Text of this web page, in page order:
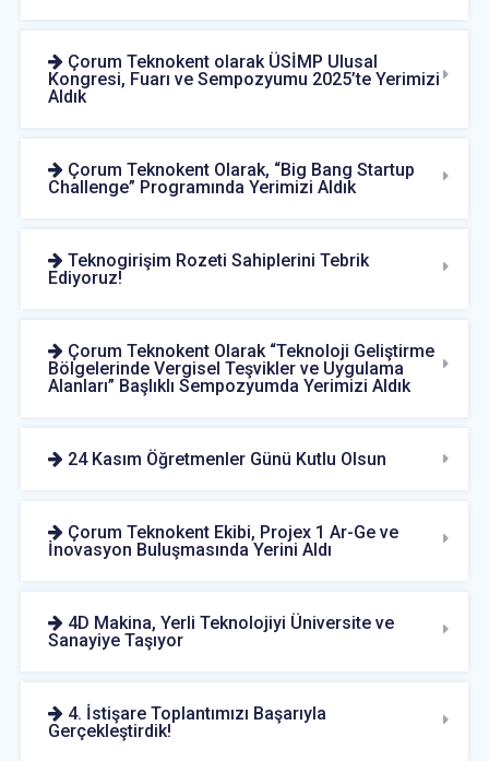
Çorum Teknokent olarak ÜSİMP Ulusal
Kongresi, Fuarı ve Sempozyumu 2025’te Yerimizi
Aldık
Çorum Teknokent Olarak, “Big Bang Startup
Challenge” Programında Yerimizi Aldık
Teknogirişim Rozeti Sahiplerini Tebrik
Ediyoruz!
Çorum Teknokent Olarak “Teknoloji Geliştirme
Bölgelerinde Vergisel Teşvikler ve Uygulama
Alanları” Başlıklı Sempozyumda Yerimizi Aldık
24 Kasım Öğretmenler Günü Kutlu Olsun
Çorum Teknokent Ekibi, Projex 1 Ar-Ge ve
İnovasyon Buluşmasında Yerini Aldı
4D Makina, Yerli Teknolojiyi Üniversite ve
Sanayiye Taşıyor
4. İstişare Toplantımızı Başarıyla
Gerçekleştirdik!